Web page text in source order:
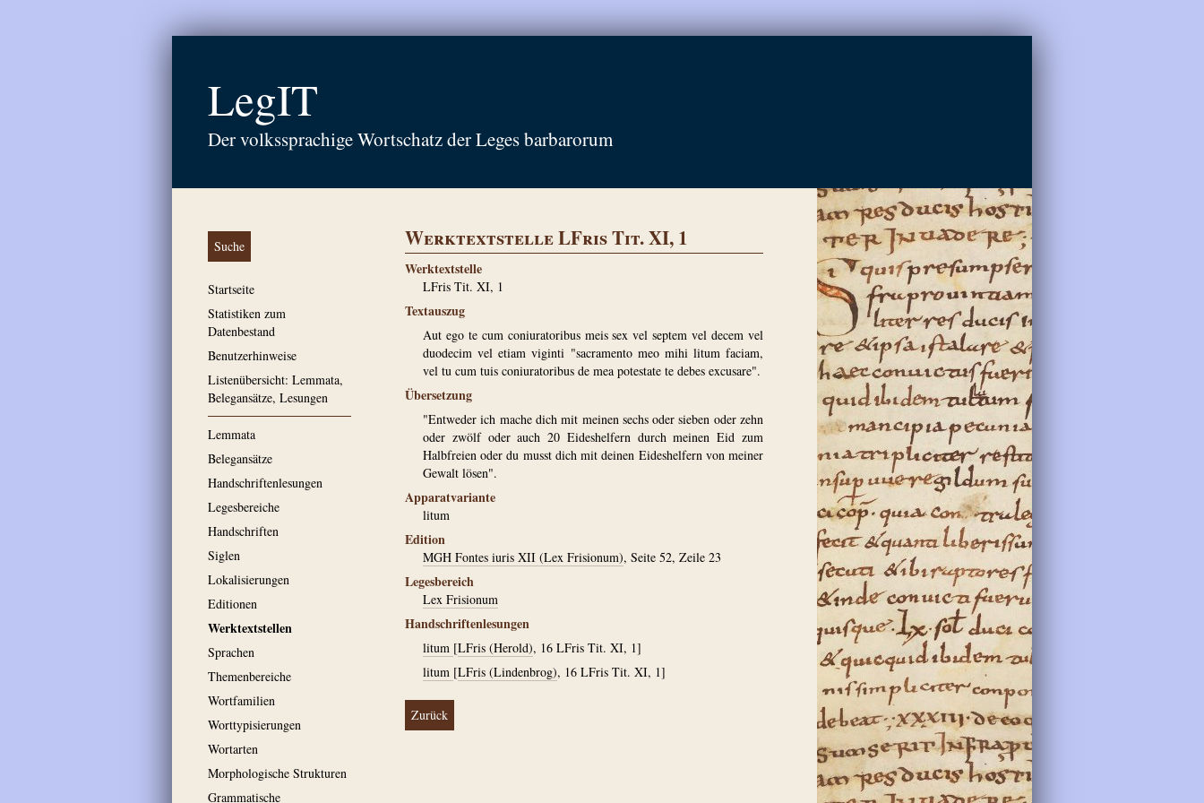
LegIT
Der volkssprachige Wortschatz der Leges barbarorum
Suche
Startseite
Statistiken zum
Datenbestand
Benutzerhinweise
Listenübersicht: Lemmata,
Belegansätze, Lesungen
Lemmata
Belegansätze
Handschriftenlesungen
Legesbereiche
Handschriften
Siglen
Lokalisierungen
Editionen
Werktextstellen
Sprachen
Themenbereiche
Wortfamilien
Worttypisierungen
Wortarten
Morphologische Strukturen
Grammatische
Werktextstelle LFris Tit. XI, 1
Werktextstelle
LFris Tit. XI, 1
Textauszug
Aut ego te cum coniuratoribus meis sex vel septem vel decem vel
duodecim vel etiam viginti "sacramento meo mihi litum faciam,
vel tu cum tuis coniuratoribus de mea potestate te debes excusare".
Übersetzung
"Entweder ich mache dich mit meinen sechs oder sieben oder zehn
oder zwölf oder auch 20 Eideshelfern durch meinen Eid zum
Halbfreien oder du musst dich mit deinen Eideshelfern von meiner
Gewalt lösen".
Apparatvariante
litum
Edition
MGH Fontes iuris XII (Lex Frisionum), Seite 52, Zeile 23
Legesbereich
Lex Frisionum
Handschriftenlesungen
litum [LFris (Herold), 16 LFris Tit. XI, 1]
litum [LFris (Lindenbrog), 16 LFris Tit. XI, 1]
Zurück